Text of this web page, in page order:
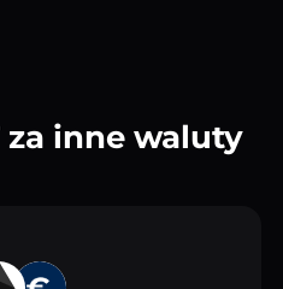
za inne waluty